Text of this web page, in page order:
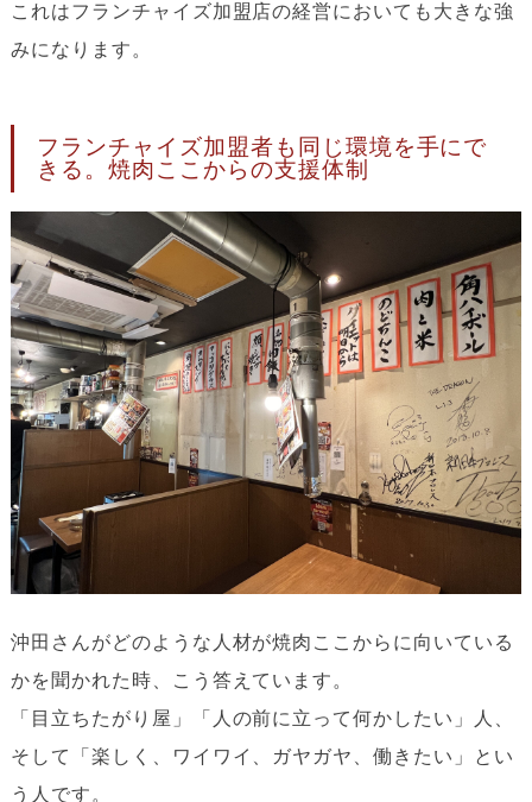
これはフランチャイズ加盟店の経営においても大きな強
みになります。
フランチャイズ加盟者も同じ環境を手にで
きる。焼肉ここからの支援体制
沖田さんがどのような人材が焼肉ここからに向いている
かを聞かれた時、こう答えています。
「目立ちたがり屋」「人の前に立って何かしたい」人、
そして「楽しく、ワイワイ、ガヤガヤ、働きたい」とい
う人です。